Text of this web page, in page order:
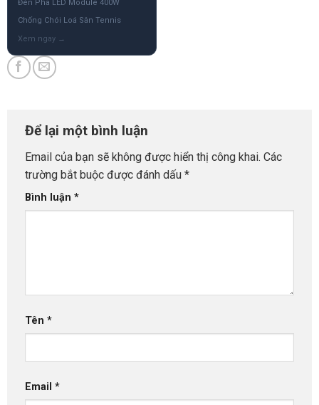
Đèn Pha LED Module 400W
Chống Chói Loá Sân Tennis
Để lại một bình luận
Email của bạn sẽ không được hiển thị công khai. Các
trường bắt buộc được đánh dấu *
Bình luận *
Tên *
Email *